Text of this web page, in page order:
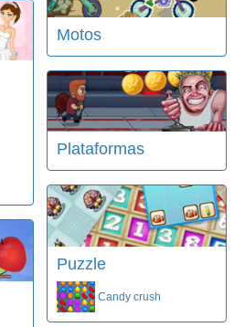
Motos
Plataformas
Puzzle
Candy crush